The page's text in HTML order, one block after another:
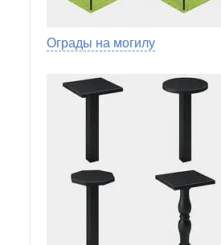
Ограды на могилу